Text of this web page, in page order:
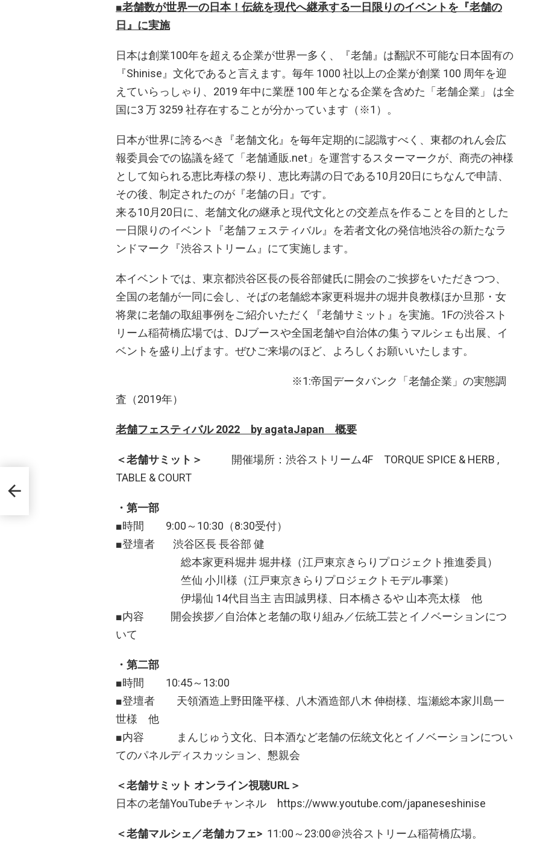
■老舗数が世界一の日本！伝統を現代へ継承する一日限りのイベントを『老舗の
日』に実施
日本は創業100年を超える企業が世界一多く、『老舗』は翻訳不可能な日本固有の
『Shinise』文化であると言えます。毎年 1000 社以上の企業が創業 100 周年を迎
えていらっしゃり、2019 年中に業歴 100 年となる企業を含めた「老舗企業」 は全
国に3 万 3259 社存在することが分かっています（※1）。
日本が世界に誇るべき『老舗文化』を毎年定期的に認識すべく、東都のれん会広
報委員会での協議を経て「老舗通販.net」を運営するスターマークが、商売の神様
として知られる恵比寿様の祭り、恵比寿講の日である10月20日にちなんで申請、
その後、制定されたのが『老舗の日』です。
来る10月20日に、老舗文化の継承と現代文化との交差点を作ることを目的とした
一日限りのイベント『老舗フェスティバル』を若者文化の発信地渋谷の新たなラ
ンドマーク『渋谷ストリーム』にて実施します。
本イベントでは、東京都渋谷区長の長谷部健氏に開会のご挨拶をいただきつつ、
全国の老舗が一同に会し、そばの老舗総本家更科堀井の堀井良教様ほか旦那・女
将衆に老舗の取組事例をご紹介いただく『老舗サミット』を実施。1Fの渋谷スト
リーム稲荷橋広場では、DJブースや全国老舗や自治体の集うマルシェも出展、イ
ベントを盛り上げます。ぜひご来場のほど、よろしくお願いいたします。
※1:帝国データバンク「老舗企業」の実態調
査（2019年）
老舗フェスティバル 2022 by agataJapan 概要
＜老舗サミット＞
開催場所：渋谷ストリーム4F TORQUE SPICE & HERB ,
TABLE & COURT
・第一部
■時間 9:00～10:30（8:30受付）
■登壇者 渋谷区長 長谷部 健
総本家更科堀井 堀井様（江戸東京きらりプロジェクト推進委員）
竺仙 小川様（江戸東京きらりプロジェクトモデル事業）
伊場仙 14代目当主 吉田誠男様、日本橋さるや 山本亮太様 他
■内容 開会挨拶／自治体と老舗の取り組み／伝統工芸とイノベーションにつ
いて
・第二部
■時間 10:45～13:00
■登壇者 天領酒造上野田隆平様、八木酒造部八木 伸樹様、塩瀬総本家川島一
世様 他
■内容 まんじゅう文化、日本酒など老舗の伝統文化とイノベーションについ
てのパネルディスカッション、懇親会
＜老舗サミット オンライン視聴URL＞
日本の老舗YouTubeチャンネル https://www.youtube.com/japaneseshinise
＜老舗マルシェ／老舗カフェ> 11:00～23:00＠渋谷ストリーム稲荷橋広場。
の
」